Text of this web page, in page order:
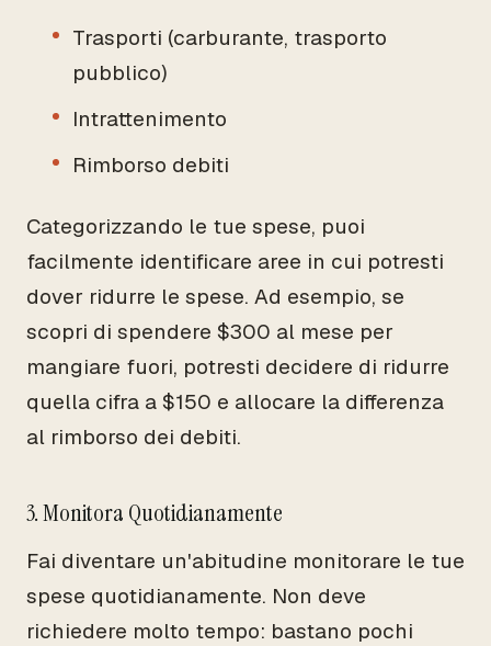
Trasporti (carburante, trasporto
pubblico)
Intrattenimento
Rimborso debiti
Categorizzando le tue spese, puoi
facilmente identificare aree in cui potresti
dover ridurre le spese. Ad esempio, se
scopri di spendere $300 al mese per
mangiare fuori, potresti decidere di ridurre
quella cifra a $150 e allocare la differenza
al rimborso dei debiti.
3. Monitora Quotidianamente
Fai diventare un'abitudine monitorare le tue
spese quotidianamente. Non deve
richiedere molto tempo: bastano pochi